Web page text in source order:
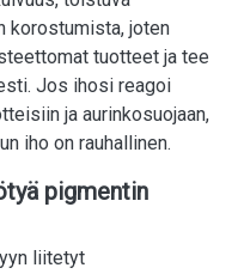
korostumista, joten
tuotteet ja tee
Jos ihosi reagoi
ja aurinkosuojaan,
iho on rauhallinen.
pigmentin
liitetyt